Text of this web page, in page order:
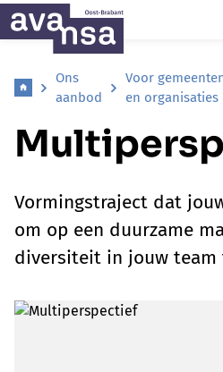
Ons
aanbod
Voor
en organisaties
Vormingstraject dat
om op een duurzame
diversiteit in jouw team